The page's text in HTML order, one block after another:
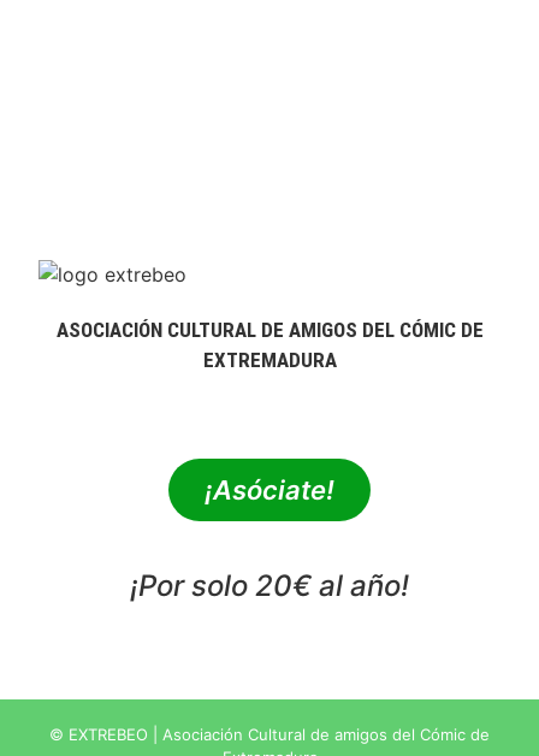
ASOCIACIÓN CULTURAL DE AMIGOS DEL CÓMIC DE
EXTREMADURA
¡Asóciate!
¡Por solo 20€ al año!
© EXTREBEO | Asociación Cultural de amigos del Cómic de